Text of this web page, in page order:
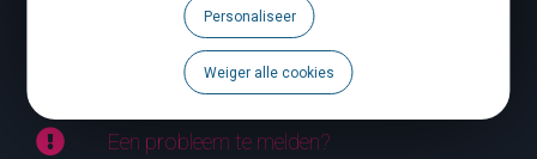
Personaliseer
Weiger alle cookies
Brochures
Een probleem te melden?